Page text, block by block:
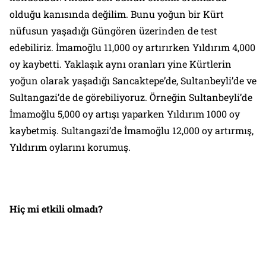
olduğu kanısında değilim. Bunu yoğun bir Kürt
nüfusun yaşadığı Güngören üzerinden de test
edebiliriz. İmamoğlu 11,000 oy artırırken Yıldırım 4,000
oy kaybetti. Yaklaşık aynı oranları yine Kürtlerin
yoğun olarak yaşadığı Sancaktepe’de, Sultanbeyli’de ve
Sultangazi’de de görebiliyoruz. Örneğin Sultanbeyli’de
İmamoğlu 5,000 oy artışı yaparken Yıldırım 1000 oy
kaybetmiş. Sultangazi’de İmamoğlu 12,000 oy artırmış,
Yıldırım oylarını korumuş.
Hiç mi etkili olmadı?